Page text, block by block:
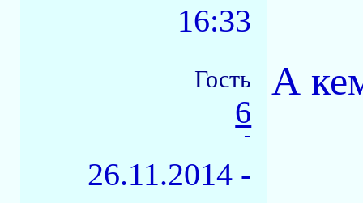
16:33
Гость
6
-
26.11.2014 -
А